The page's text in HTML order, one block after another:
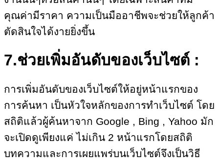
คุณค่ามีราคา ความเป็นมืออาชีพจะช่วยให้ลูกค้า
ตัดสินใจได้งายยิ่งขึ้น
7.ช่วยเพิ่มอันดับของเว็บไซต์ :
การเพิ่มอันดับของเว็บไซต์ให้อยู่หน้าแรกของ
การค้นหา เป็นหัวใจหลักของการทำเว็บไซต์ โดย
สถิติแล้วผู้ค้นหาจาก Google , Bing , Yahoo มัก
จะเปิดดูเพียงแค่ ไม่เกิน 2 หน้าแรกโดยสถิติ
บทความและการเผยแพร่บนเว็บไซต์จึงเป็นวิธี